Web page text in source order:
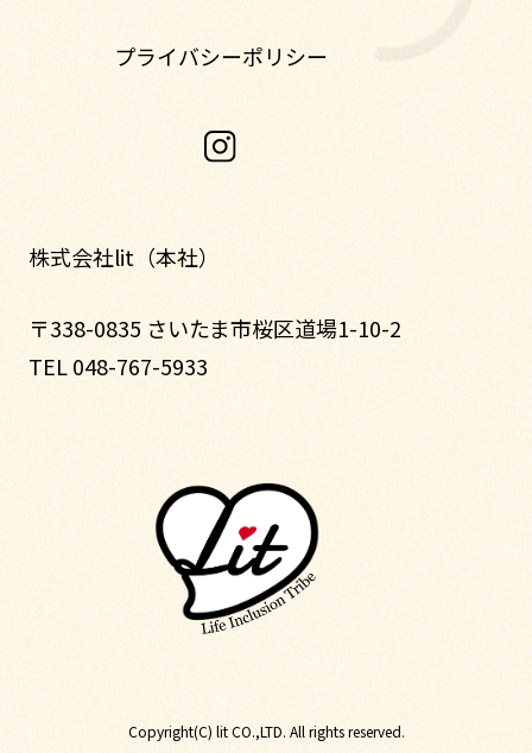
プライバシーポリシー
株式会社lit（本社）
〒338-0835 さいたま市桜区道場1-10-2
TEL 048-767-5933
Copyright(C) lit CO.,LTD. All rights reserved.